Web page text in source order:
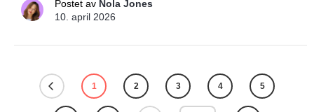
Postet av Nola Jones
10. april 2026
1 2 3 4 5